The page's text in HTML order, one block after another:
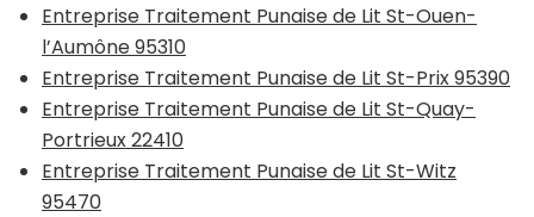
Entreprise Traitement Punaise de Lit St-Ouen-
l’Aumône 95310
Entreprise Traitement Punaise de Lit St-Prix 95390
Entreprise Traitement Punaise de Lit St-Quay-
Portrieux 22410
Entreprise Traitement Punaise de Lit St-Witz
95470